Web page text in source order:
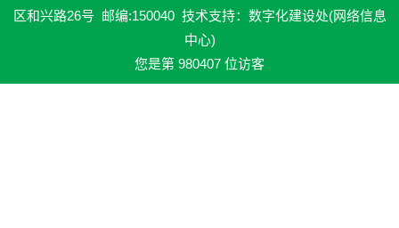
区和兴路26号 邮编:150040 技术支持：数字化建设处(网络信息
中心)
您是第 980407 位访客